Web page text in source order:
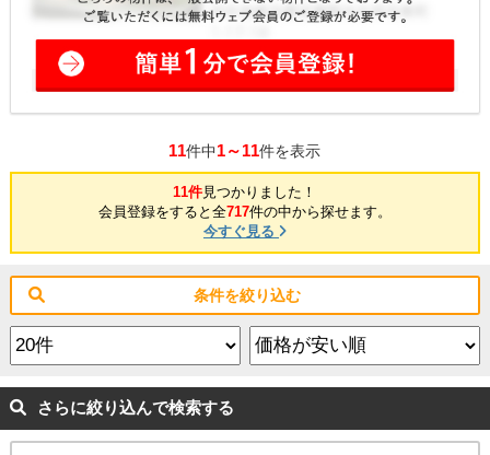
11件中1～11件を表示
11件見つかりました！
会員登録をすると全717件の中から探せます。
今すぐ見る
条件を絞り込む
さらに絞り込んで検索する